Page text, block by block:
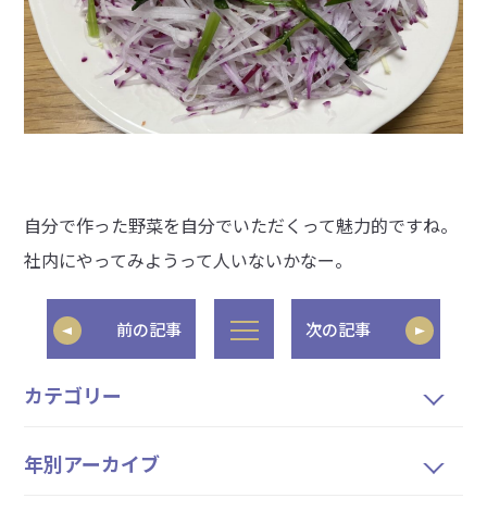
自分で作った野菜を自分でいただくって魅力的ですね。
社内にやってみようって人いないかなー。
前の記事 次の記事
カテゴリー
年別アーカイブ